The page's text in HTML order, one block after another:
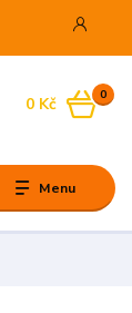
Menu
0
0 Kč